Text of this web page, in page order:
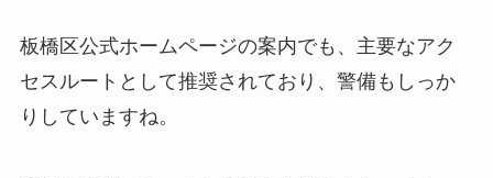
板橋区公式ホームページの案内でも、主要なアク
セスルートとして推奨されており、警備もしっか
りしていますね。